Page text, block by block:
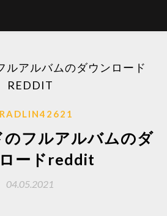
ルアルバムのダウンロード
REDDIT
フルアルバムのダ
ードreddit
04.05.2021